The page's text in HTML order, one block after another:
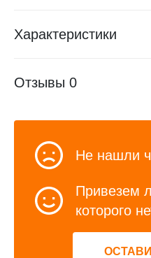
Характеристики
Отзывы 0
Не нашли
Привезем
которого